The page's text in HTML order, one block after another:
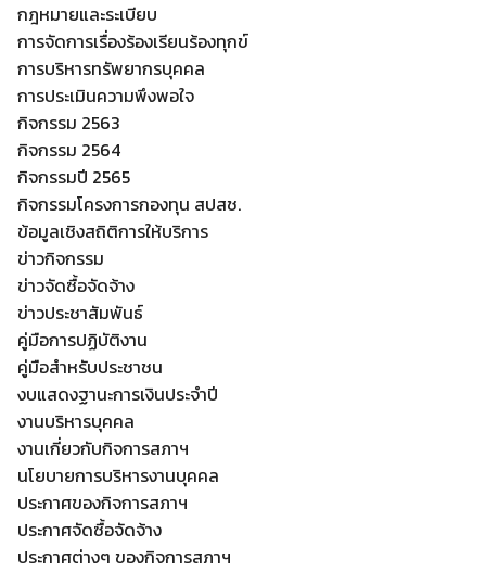
กฎหมายและระเบียบ
การจัดการเรื่องร้องเรียนร้องทุกข์
การบริหารทรัพยากรบุคคล
การประเมินความพึงพอใจ
กิจกรรม 2563
กิจกรรม 2564
กิจกรรมปี 2565
กิจกรรมโครงการกองทุน สปสช.
ข้อมูลเชิงสถิติการให้บริการ
ข่าวกิจกรรม
ข่าวจัดซื้อจัดจ้าง
ข่าวประชาสัมพันธ์
คู่มือการปฏิบัติงาน
คู่มือสำหรับประชาชน
งบแสดงฐานะการเงินประจำปี
งานบริหารบุคคล
งานเกี่ยวกับกิจการสภาฯ
นโยบายการบริหารงานบุคคล
ประกาศของกิจการสภาฯ
ประกาศจัดซื้อจัดจ้าง
ประกาศต่างๆ ของกิจการสภาฯ